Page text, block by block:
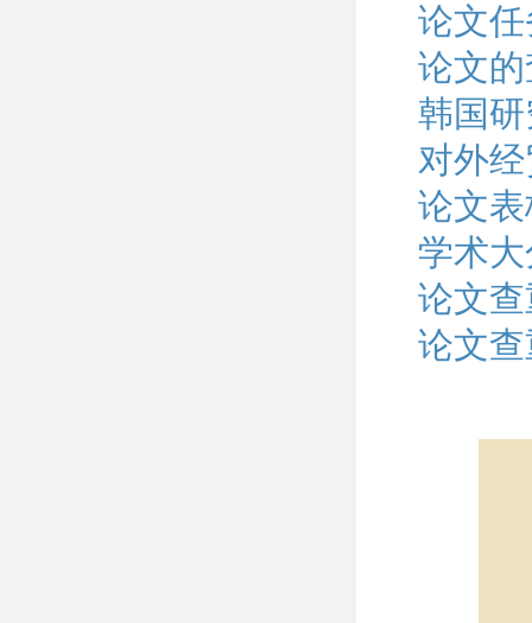
论文
论文
韩国
对外
论文
学术
论文
论文